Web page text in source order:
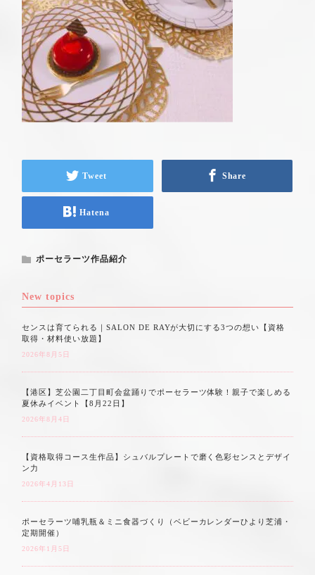
Tweet Share
Hatena
ポーセラーツ作品紹介
New topics
センスは育てられる｜SALON DE RAYが大切にする3つの想い【資格
取得・材料使い放題】
2026年8月5日
【港区】芝公園二丁目町会盆踊りでポーセラーツ体験！親子で楽しめる
夏休みイベント【8月22日】
2026年8月4日
【資格取得コース生作品】シュバルプレートで磨く色彩センスとデザイ
ン力
2026年4月13日
ポーセラーツ哺乳瓶＆ミニ食器づくり（ベビーカレンダーひより芝浦・
定期開催）
2026年1月5日